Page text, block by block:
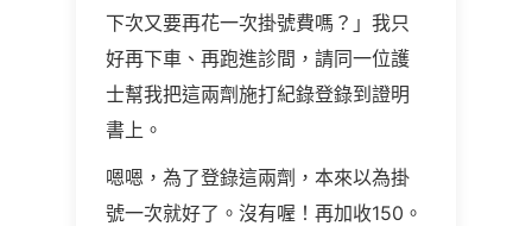
下次又要再花一次掛號費嗎？」我只
好再下車、再跑進診間，請同一位護
士幫我把這兩劑施打紀錄登錄到證明
書上。
嗯嗯，為了登錄這兩劑，本來以為掛
號一次就好了。沒有喔！再加收150。